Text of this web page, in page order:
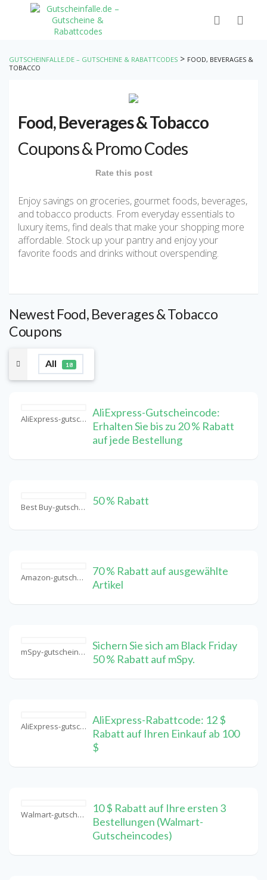
GUTSCHEINFALLE.DE – GUTSCHEINE & RABATTCODES > FOOD, BEVERAGES &
TOBACCO
Food, Beverages & Tobacco
Coupons & Promo Codes
Rate this post
Enjoy savings on groceries, gourmet foods, beverages,
and tobacco products. From everyday essentials to
luxury items, find deals that make your shopping more
affordable. Stock up your pantry and enjoy your
favorite foods and drinks without overspending.
Newest Food, Beverages & Tobacco
Coupons
All 18
AliExpress-gutschein Coupons
AliExpress-Gutscheincode:
Erhalten Sie bis zu 20 % Rabatt
auf jede Bestellung
Best Buy-gutschein Coupons 50 % Rabatt
Amazon-gutschein Coupons
70 % Rabatt auf ausgewählte
Artikel
mSpy-gutschein Coupons
Sichern Sie sich am Black Friday
50 % Rabatt auf mSpy.
AliExpress-gutschein Coupons
AliExpress-Rabattcode: 12 $
Rabatt auf Ihren Einkauf ab 100
$
Walmart-gutschein Coupons
10 $ Rabatt auf Ihre ersten 3
Bestellungen (Walmart-
Gutscheincodes)